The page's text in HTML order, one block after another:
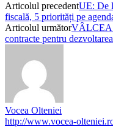
Articolul precedentUE: De
fiscală, 5 priorități pe
Articolul următorVÂLCEA:
contracte pentru
Vocea Olteniei
http://www.vocea-